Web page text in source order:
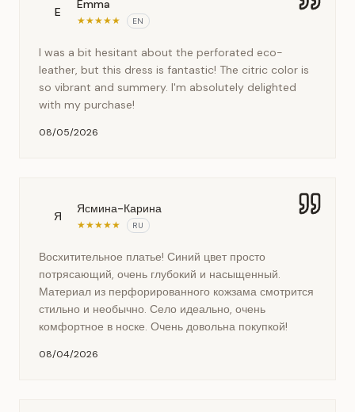
E
Emma
★★★★★ EN
I was a bit hesitant about the perforated eco-
leather, but this dress is fantastic! The citric color is
so vibrant and summery. I'm absolutely delighted
with my purchase!
08/05/2026
Я
Ясмина-Карина
★★★★★ RU
Восхитительное платье! Синий цвет просто
потрясающий, очень глубокий и насыщенный.
Материал из перфорированного кожзама смотрится
стильно и необычно. Село идеально, очень
комфортное в носке. Очень довольна покупкой!
08/04/2026